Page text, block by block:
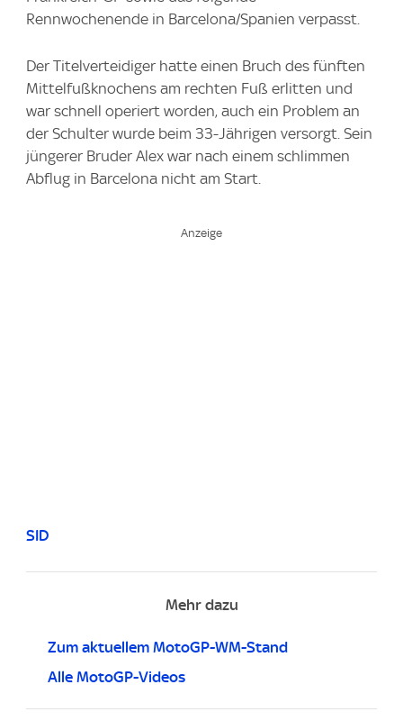
Rennwochenende in Barcelona/Spanien verpasst.
Der Titelverteidiger hatte einen Bruch des fünften
Mittelfußknochens am rechten Fuß erlitten und
war schnell operiert worden, auch ein Problem an
der Schulter wurde beim 33-Jährigen versorgt. Sein
jüngerer Bruder Alex war nach einem schlimmen
Abflug in Barcelona nicht am Start.
SID
Mehr dazu
Zum aktuellem MotoGP-WM-Stand
Alle MotoGP-Videos